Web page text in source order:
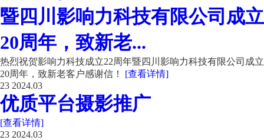
暨四川影响力科技有限公司成立
20周年，致新老...
热烈祝贺影响力科技成立22周年暨四川影响力科技有限公司成立
20周年，致新老客户感谢信！ [查看详情]
23 2024.03
优质平台摄影推广
[查看详情]
23 2024.03